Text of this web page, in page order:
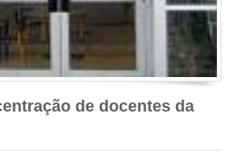
de docentes da